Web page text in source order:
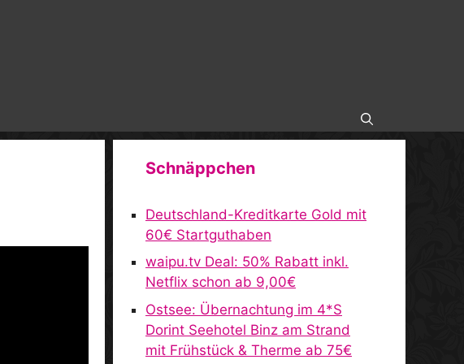
Schnäppchen
Deutschland-Kreditkarte Gold mit
60€ Startguthaben
waipu.tv Deal: 50% Rabatt inkl.
Netflix schon ab 9,00€
Ostsee: Übernachtung im 4*S
Dorint Seehotel Binz am Strand
mit Frühstück & Therme ab 75€